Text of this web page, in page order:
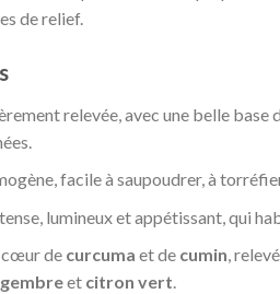
de relief.
relevée, avec une belle
facile à saupoudrer, à
lumineux et appétissant, qui
de curcuma et de cumin,
et citron vert.